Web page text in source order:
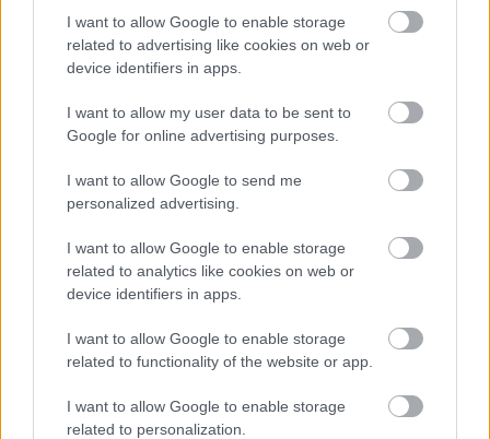
I want to allow Google to enable storage
related to advertising like cookies on web or
device identifiers in apps.
I want to allow my user data to be sent to
Google for online advertising purposes.
I want to allow Google to send me
personalized advertising.
I want to allow Google to enable storage
related to analytics like cookies on web or
device identifiers in apps.
I want to allow Google to enable storage
related to functionality of the website or app.
I want to allow Google to enable storage
related to personalization.
Θερμοκρασία: Από 14 έως 25 βαθμούς Κελσίου.